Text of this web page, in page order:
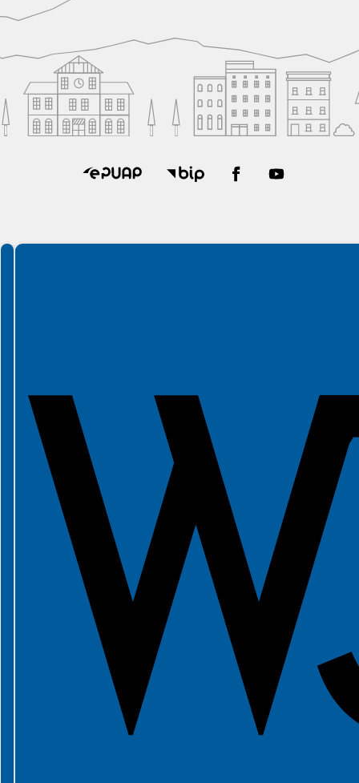
Spełniamy standardy WCAG 2.2
Spełniamy standardy W3C